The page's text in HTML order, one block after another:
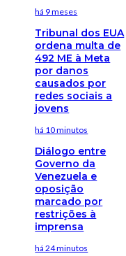
há 9 meses
Tribunal dos EUA
ordena multa de
492 ME à Meta
por danos
causados por
redes sociais a
jovens
há 10 minutos
Diálogo entre
Governo da
Venezuela e
oposição
marcado por
restrições à
imprensa
há 24 minutos